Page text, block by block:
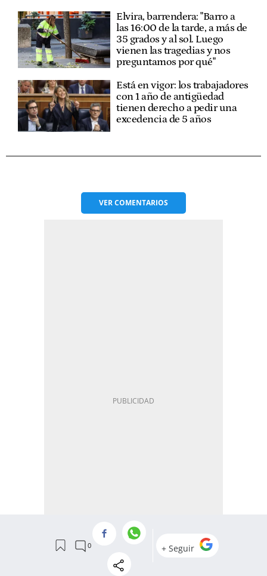
Elvira, barrendera: "Barro a
las 16:00 de la tarde, a más de
35 grados y al sol. Luego
vienen las tragedias y nos
preguntamos por qué"
Está en vigor: los trabajadores
con 1 año de antigüedad
tienen derecho a pedir una
excedencia de 5 años
VERCOMENTARIOS